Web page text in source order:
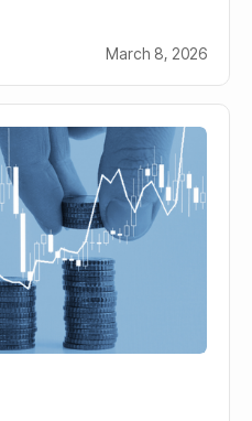
traditionele markten
laten zien, kan de waarde
March 8, 2026